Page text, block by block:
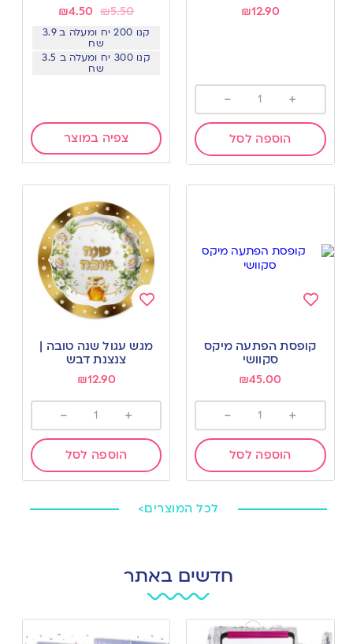
₪12.90
+
-
הוספה לסל
₪5.50
₪4.50
קנו 200 יח ומעלה ב 3.9
שח
קנו 300 יח ומעלה ב 3.5
שח
צפיה במוצר
to
wishlist
קופסת הפתעה מיקס
סקוושי
₪45.00
+
-
הוספה לסל
to
wishlist
מגש עגול שנה טובה |
צנצנת דבש
₪12.90
+
-
הוספה לסל
לכל המוצרים>
חדשים באתר